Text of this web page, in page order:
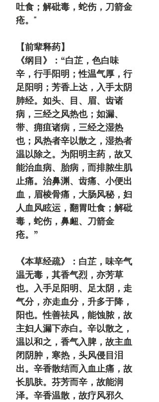
吐食；解砒毒，蛇伤，刀箭金
疮。"
【前辈释药】
《纲目》：“白芷，色白味
辛，行手阳明；性温气厚，行
足阳明；芳香上达，入手太阴
肺经。如头、目、眉、齿诸
病，三经之风热也；如漏、
带、痈疽诸病，三经之湿热
也；风热者辛以散之，湿热者
温以除之。为阳明主药，故又
能治血病、胎病，而排脓生肌
止痛。治鼻渊、齿痛、小便出
血，眉棱骨痛，大肠风秘，妇
人血风眩运，翻胃吐食；解砒
毒，蛇伤，鼻衄、刀箭金
疮。”
《本草经疏》：白芷，味辛气
温无毒，其香气烈，亦芳草
也。入手足阳明、足太阴，走
气分，亦走血分，升多于降，
阳也。性善祛风，能蚀脓，故
主妇人漏下赤白。辛以散之，
温以和之，香气入脾，故主血
闭阴肿，寒热，头风侵目泪
出。辛香散结而入血止痛，故
长肌肤。芬芳而辛，故能润
泽。辛香温散，故疗风邪久